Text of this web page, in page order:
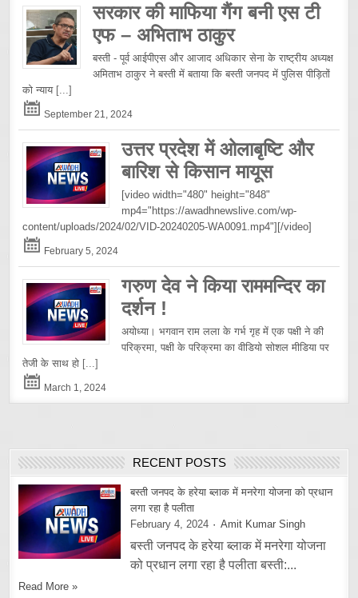
सरकार की माफिया गैंग बनी एस टी
एफ – अभिताभ ठाकुर
बस्ती - पूर्व आईपीएस और आजाद अधिकार सेना के राष्ट्रीय अध्यक्ष
अमिताभ ठाकुर ने बस्ती में बताया कि बस्ती जनपद में पुलिस पीड़ितों
को न्याय [...]
September 21, 2024
उत्तर प्रदेश में ओलाबृष्टि और
बारिश से किसान मायूस
[video width="480" height="848"
mp4="https://awadhnewslive.com/wp-
content/uploads/2024/02/VID-20240205-WA0091.mp4"][/video]
February 5, 2024
गरुण देव ने किया राममन्दिर का
दर्शन !
अयोध्या। भगवान राम लला के गर्भ गृह में एक पक्षी ने की
परिक्रमा, पक्षी के परिक्रमा का वीडियो सोशल मीडिया पर
तेजी के साथ हो [...]
March 1, 2024
RECENT POSTS
बस्ती जनपद के हरेया ब्लाक में मनरेगा योजना को प्रधान
लगा रहा है पलीता
February 4, 2024
Amit Kumar Singh
बस्ती जनपद के हरेया ब्लाक में मनरेगा योजना
को प्रधान लगा रहा है पलीता बस्ती:...
Read More »